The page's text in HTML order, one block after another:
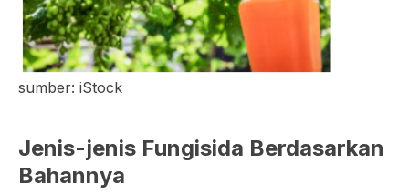
sumber: iStock
Jenis-jenis Fungisida Berdasarkan
Bahannya